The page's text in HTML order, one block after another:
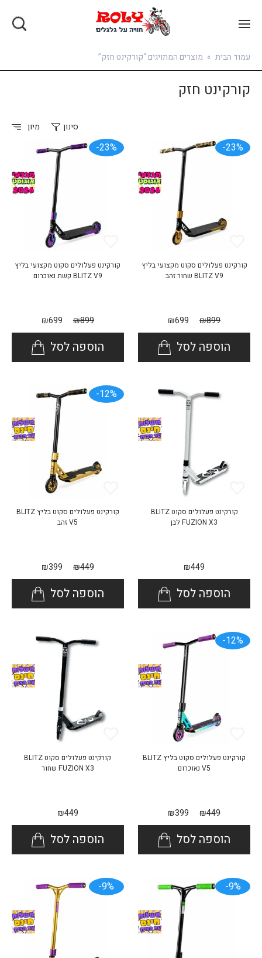
בואו להירשם
עמוד הבית » מוצרים המתויגים “קורקינט חזק”
קורקינט חזק
מיון סינון
23%-
קורקינט פעלולים סקוט מקצועי בליץ
BLITZ V9 שחור זהב
₪899
₪699
הוספה לסל
23%-
קורקינט פעלולים סקוט מקצועי בליץ
BLITZ V9 קשת נאוכרום
₪899
₪699
הוספה לסל
קורקינט פעלולים סקוט BLITZ
FUZION X3 לבן
₪449
הוספה לסל
12%-
קורקינט פעלולים סקוט בליץ BLITZ
V5 זהב
₪449
₪399
הוספה לסל
12%-
קורקינט פעלולים סקוט בליץ BLITZ
V5 נאוכרום
₪449
₪399
הוספה לסל
קורקינט פעלולים סקוט BLITZ
FUZION X3 שחור
₪449
הוספה לסל
9%-
9%-